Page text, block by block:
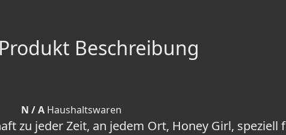
Beschreibung
N / A Haushaltswaren
zu jeder Zeit, an jedem Ort, Honey Girl, speziell